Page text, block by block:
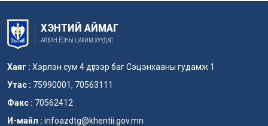
ХЭНТИЙ АЙМАГ
АЛБАН ЁСНЫ ЦАХИМ ХУУДАС
Хаяг : Хэрлэн сум 4 дүгээр баг Сэцэнхааны гудамж 1
Утас : 75990001, 70563111
Факс : 70562412
И-майл : infoazdtg@khentii.gov.mn